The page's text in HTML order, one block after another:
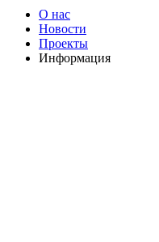
О нас
Новости
Проекты
Информация